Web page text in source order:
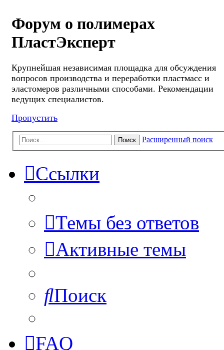
Форум о полимерах
ПластЭксперт
Крупнейшая независимая площадка для обсуждения
вопросов производства и переработки пластмасс и
эластомеров различными способами. Рекомендации
ведущих специалистов.
Пропустить
Поиск Расширенный поиск
Ссылки
Темы без ответов
Активные темы
Поиск
FAQ